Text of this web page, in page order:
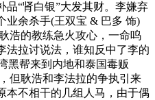
品“肾白银”大发其财。李嫌弃
业余杀手(王双宝 & 巴多 饰)
浩的教练急火攻心，一命呜
法拉讨说法，谁知反中了李的
黑帮来到内地和泰国毒贩
但耿浩和李法拉的争执引来
本不相干的几组人马，由于偶